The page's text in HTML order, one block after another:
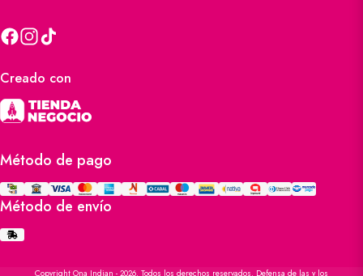
Creado con
Método de pago
Método de envío
Copyright Ona Indian - 2026. Todos los derechos reservados. Defensa de las y los